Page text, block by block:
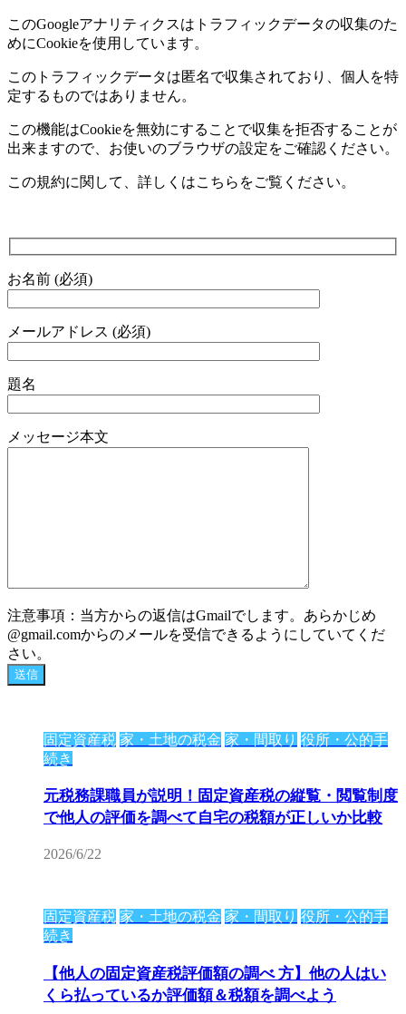
このGoogleアナリティクスはトラフィックデータの収集のた
めにCookieを使用しています。
このトラフィックデータは匿名で収集されており、個人を特
定するものではありません。
この機能はCookieを無効にすることで収集を拒否することが
出来ますので、お使いのブラウザの設定をご確認ください。
この規約に関して、詳しくはこちらをご覧ください。
お名前 (必須)
メールアドレス (必須)
題名
メッセージ本文
注意事項：当方からの返信はGmailでします。あらかじめ
@gmail.comからのメールを受信できるようにしていてくだ
さい。
固定資産税 家・土地の税金 家・間取り 役所・公的手
続き
元税務課職員が説明！固定資産税の縦覧・閲覧制度
で他人の評価を調べて自宅の税額が正しいか比較
2026/6/22
固定資産税 家・土地の税金 家・間取り 役所・公的手
続き
【他人の固定資産税評価額の調べ 方】他の人はい
くら払っているか評価額＆税額を調べよう